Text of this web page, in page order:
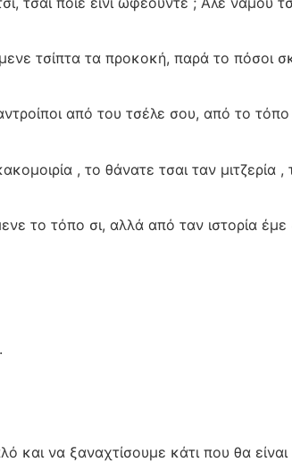
τσίπτα τα προκοκή, παρά το πόσοι
από του τσέλε σου, από το
, το θάνατε τσαι ταν
το τόπο σι, αλλά από ταν ιστορία έμε
και να ξαναχτίσουμε κάτι που θα